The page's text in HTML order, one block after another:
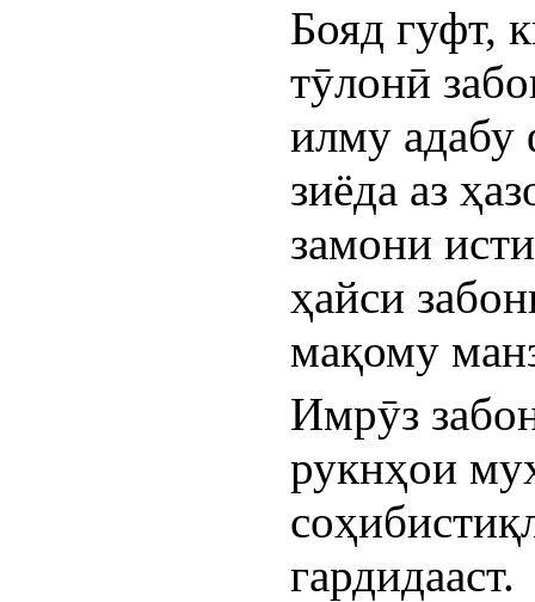
Бояд гуфт,
тӯлонӣ
илму адабу
зиёда аз
замони
ҳайси
мақому
Имрӯз
рукнҳои
гардидааст.